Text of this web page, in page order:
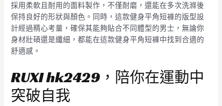
採用柔軟且耐用的面料製作，不僅耐磨，還能在多次洗滌後
保持良好的形狀與顏色。同時，這款健身平角短褲的版型設
計經過精心考量，確保其能夠貼合不同體型的男士，無論你
身材壯碩還是纖細，都能在這款健身平角短褲中找到合適的
舒適感。
RUXI hk2429，陪你在運動中
突破自我